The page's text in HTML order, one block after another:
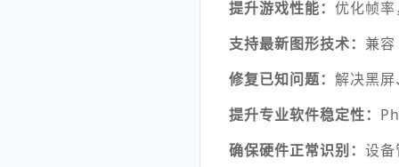
提升游戏性能： 优化帧
支持最新图形技术： 兼
修复已知问题： 解决黑
提升专业软件稳定性：
确保硬件正常识别： 设